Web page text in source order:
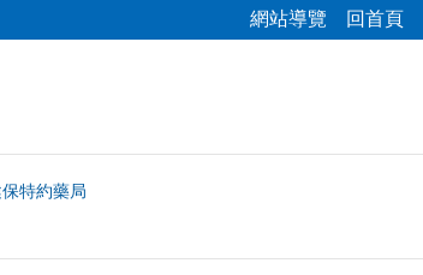
網站導覽 回首頁
特約藥局